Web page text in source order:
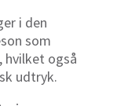
i den
som
hvilket også
udtryk.